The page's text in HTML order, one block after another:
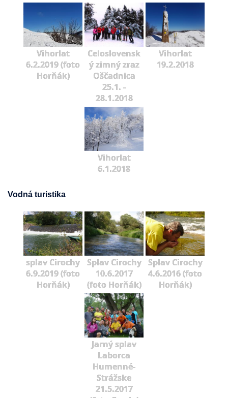
Vihorlat
6.2.2019 (foto
Horňák)
Celoslovensk
ý zimný zraz
Oščadnica
25.1. -
28.1.2018
Vihorlat
19.2.2018
Vihorlat
6.1.2018
Vodná turistika
splav Cirochy
6.9.2019 (foto
Horňák)
Splav Cirochy
10.6.2017
(foto Horňák)
Splav Cirochy
4.6.2016 (foto
Horňák)
Jarný splav
Laborca
Humenné-
Strážske
21.5.2017